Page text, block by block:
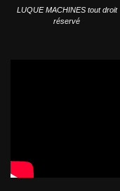
LUQUE MACHINES tout droit
réservé